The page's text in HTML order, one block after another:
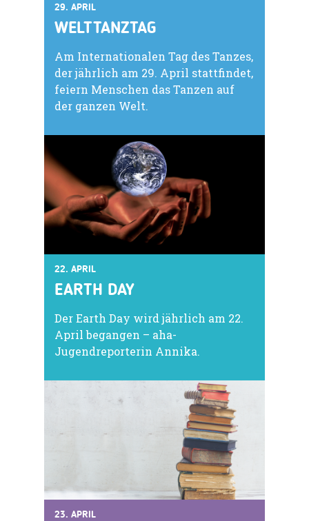
29. APRIL
WELTTANZTAG
Am Internationalen Tag des Tanzes,
der jährlich am 29. April stattfindet,
feiern Menschen das Tanzen auf
der ganzen Welt.
22. APRIL
EARTH DAY
Der Earth Day wird jährlich am 22.
April begangen – aha-
Jugendreporterin Annika.
23. APRIL